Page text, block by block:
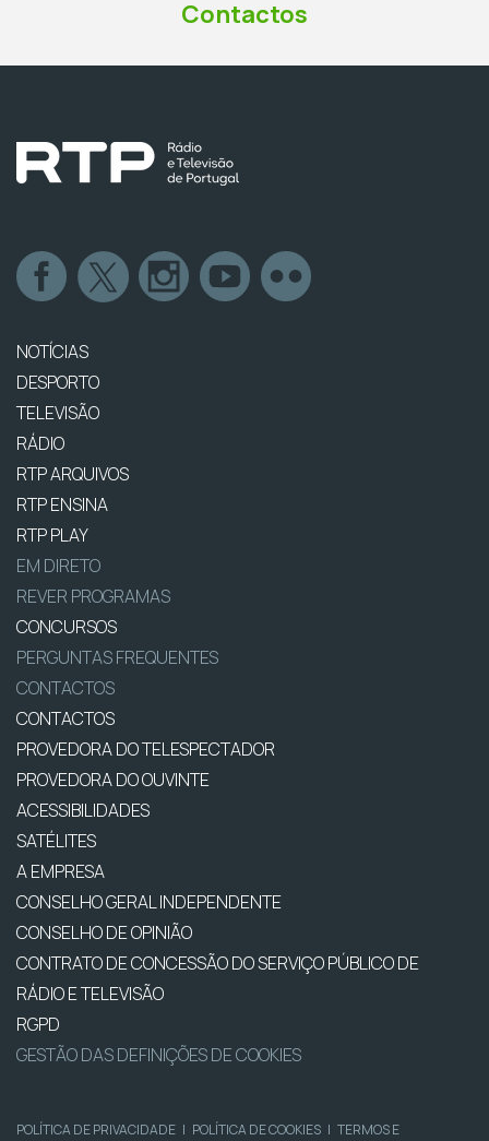
Contactos
NOTÍCIAS
DESPORTO
TELEVISÃO
RÁDIO
RTP ARQUIVOS
RTP ENSINA
RTP PLAY
EM DIRETO
REVER PROGRAMAS
CONCURSOS
PERGUNTAS FREQUENTES
CONTACTOS
CONTACTOS
PROVEDORA DO TELESPECTADOR
PROVEDORA DO OUVINTE
ACESSIBILIDADES
SATÉLITES
A EMPRESA
CONSELHO GERAL INDEPENDENTE
CONSELHO DE OPINIÃO
CONTRATO DE CONCESSÃO DO SERVIÇO PÚBLICO DE
RÁDIO E TELEVISÃO
RGPD
GESTÃO DAS DEFINIÇÕES DE COOKIES
POLÍTICA DE PRIVACIDADE | POLÍTICA DE COOKIES | TERMOS E